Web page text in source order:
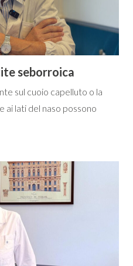
seborroica
sul cuoio capelluto o la
ai lati del naso possono